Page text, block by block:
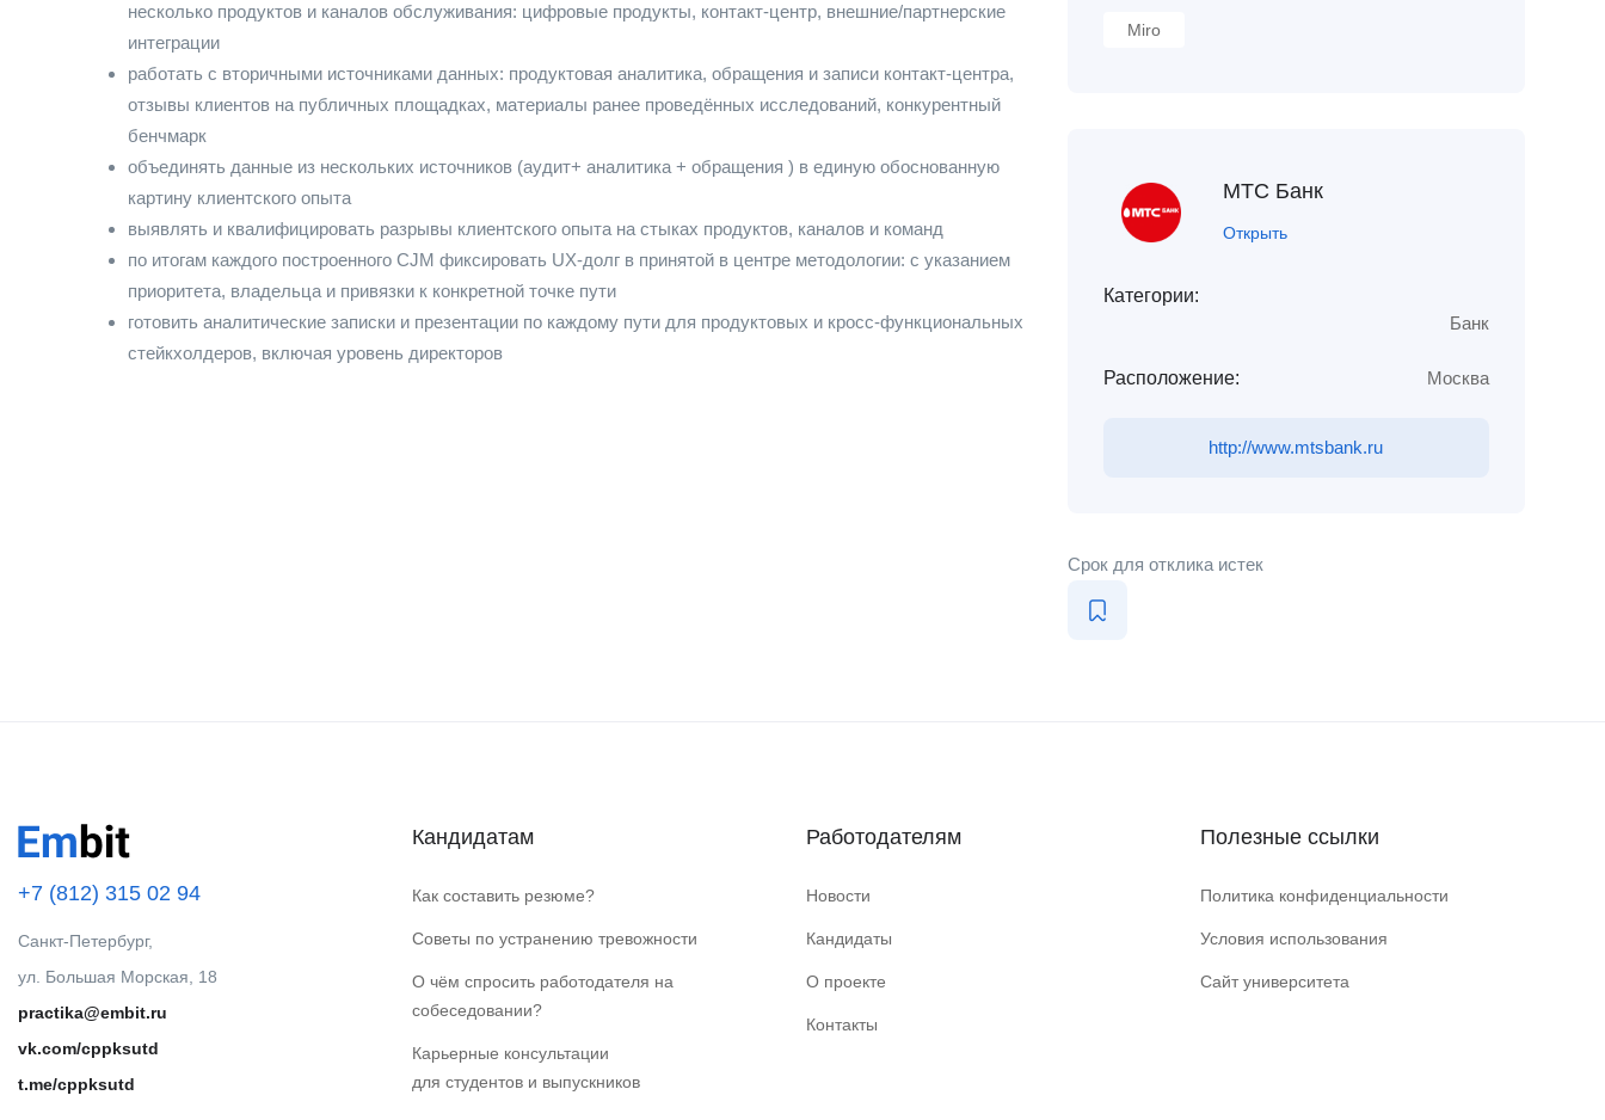
несколько продуктов и каналов обслуживания: цифровые продукты, контакт-центр, внешние/партнерские
интеграции
работать с вторичными источниками данных: продуктовая аналитика, обращения и записи контакт-центра,
отзывы клиентов на публичных площадках, материалы ранее проведённых исследований, конкурентный
бенчмарк
объединять данные из нескольких источников (аудит+ аналитика + обращения ) в единую обоснованную
картину клиентского опыта
выявлять и квалифицировать разрывы клиентского опыта на стыках продуктов, каналов и команд
по итогам каждого построенного CJM фиксировать UX-долг в принятой в центре методологии: с указанием
приоритета, владельца и привязки к конкретной точке пути
готовить аналитические записки и презентации по каждому пути для продуктовых и кросс-функциональных
стейкхолдеров, включая уровень директоров
Miro
МТС Банк
Открыть
Категории:
Банк
Расположение: Москва
http://www.mtsbank.ru
Срок для отклика истек
+7 (812) 315 02 94
Санкт-Петербург,
ул. Большая Морская, 18
practika@embit.ru
vk.com/cppksutd
t.me/cppksutd
Кандидатам
Как составить резюме?
Советы по устранению тревожности
О чём спросить работодателя на
собеседовании?
Карьерные консультации
для студентов и выпускников
Работодателям
Новости
Кандидаты
О проекте
Контакты
Полезные ссылки
Политика конфиденциальности
Условия использования
Сайт университета